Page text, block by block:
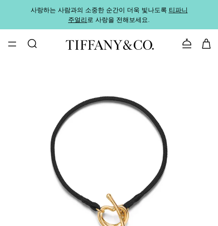
사랑하는 사람과의 소중한 순간이 더욱 빛나도록 티파니
주얼리로 사랑을 전해보세요.
문의하기